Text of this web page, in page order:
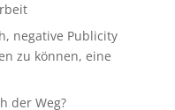
negative Publicity
zu können, eine
der Weg?